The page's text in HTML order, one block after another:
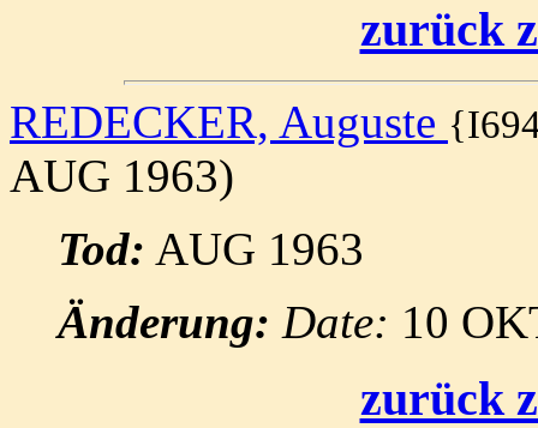
zurück
REDECKER, Auguste
AUG 1963)
Tod: AUG 1963
Änderung: Date: 10
zurück